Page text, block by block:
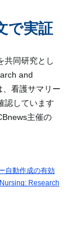
で実証
共同研究とし
and
看護サマリー
認しています
主催の
自動作成の有効
Research